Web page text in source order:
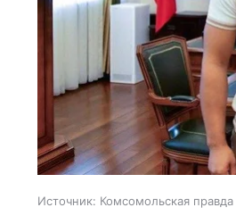
Источник: Комсомольская правда